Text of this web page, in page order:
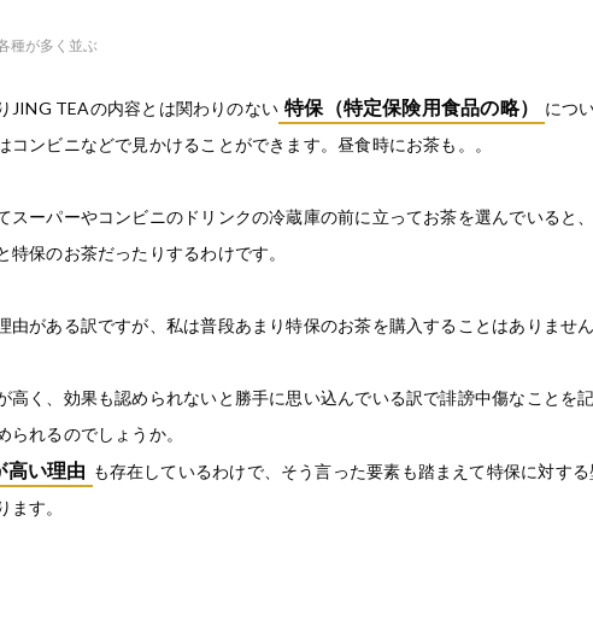
種が多く並ぶ
JING TEAの内容とは関わりのない 特保（特定保険用食品の略）
につ
コンビニなどで見かけることができます。昼食時にお茶も。。
スーパーやコンビニのドリンクの冷蔵庫の前に立ってお茶を選んでいると
特保のお茶だったりするわけです。
由がある訳ですが、私は普段あまり特保のお茶を購入することはありません
高く、効果も認められないと勝手に思い込んでいる訳で誹謗中傷なことを
られるのでしょうか。
高い理由 も存在しているわけで、そう言った要素も踏まえて特保に対す
ます。